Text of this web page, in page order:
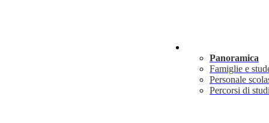
Panoramica
Famiglie e
Personale
Percorsi di